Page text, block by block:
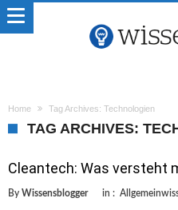
Home Tag Archives: Technologien
TAG ARCHIVES:
Cleantech: Was versteht
By Wissensblogger in :